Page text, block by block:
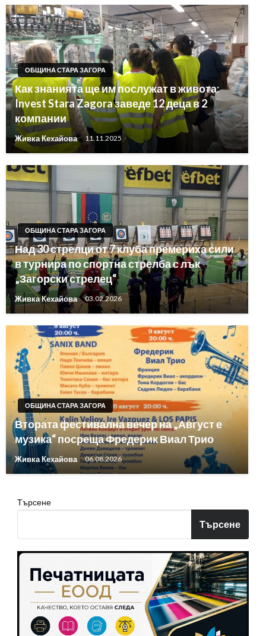
ОБЩИНА СТАРА ЗАГОРА
Как знанията ще им послужат в живота:
Invest Stara Zagora заведе 12 деца в 2
компании
Живка Кехайова 11.11.2025
ОБЩИНА СТАРА ЗАГОРА
Над 30 стрелци от 7 клуба премериха сили
в турнира по спортна стрелба с лък
„Загорски стрелец“
Живка Кехайова 03.02.2026
ОБЩИНА СТАРА ЗАГОРА
Втората фестивална вечер на „Август е
музика“ посреща Фредерик Виал Трио
Живка Кехайова 06.08.2026
Търсене
Търсене